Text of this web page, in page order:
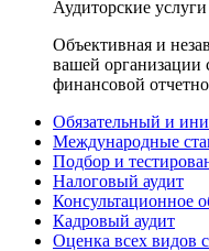
Аудиторские услуги
Объективная и
вашей организации
финансовой
Обязательный и
Международные
Подбор и
Налоговый аудит
Консультационное
Кадровый аудит
Оценка всех видов